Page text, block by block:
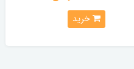
خرید